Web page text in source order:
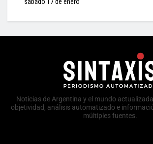
Noticias de Argentina y el mundo
objetividad, análisis automatizado e
múltiples fuentes.